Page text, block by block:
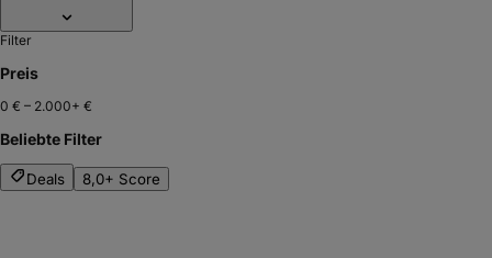
Filter
Preis
0 € – 2.000+ €
Beliebte Filter
Deals 8,0+ Score